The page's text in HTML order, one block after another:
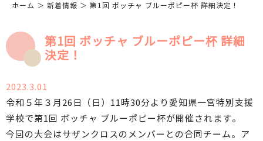
ホーム ＞ 新着情報 ＞ 第1回 ボッチャ ブルーポピー杯 詳細決定！
第1回 ボッチャ ブルーポピー杯 詳細
決定！
2023.3.01
令和５年３月26日（日）11時30分より愛知県一宮特別支援
学校で第1回 ボッチャ ブルーポピー杯が開催されます。
今回の大会はサザンクロスのメンバーとの合同チーム。ア